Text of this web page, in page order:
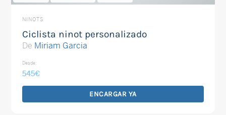
NINOTS
Ciclista ninot personalizado
De Miriam Garcia
Desde:
545€
ENCARGAR YA